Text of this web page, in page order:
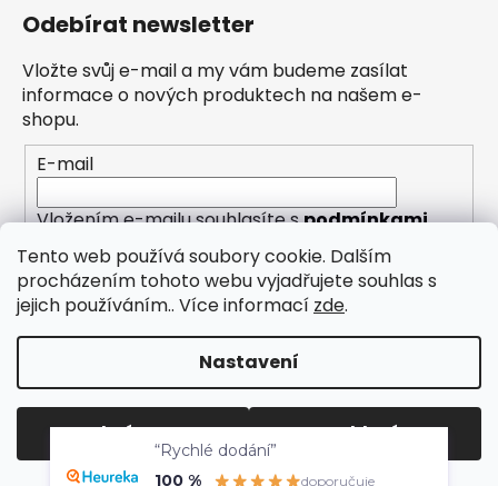
Tento web používá soubory cookie. Dalším
procházením tohoto webu vyjadřujete souhlas s
jejich používáním.. Více informací zde.
Nastavení
Odmítnout Souhlasím
Odebírat newsletter
Vložte svůj e-mail a my vám budeme zasílat
informace o nových produktech na našem e-
shopu.
E-mail
Vložením e-mailu souhlasíte spodmínkami
ochrany osobních údajů
PŘIHLÁSIT SE
Vytvořil Shoptet
Copyright 2026 Eleny . Všechna práva vyhrazena.
Upravit nastavení cookies